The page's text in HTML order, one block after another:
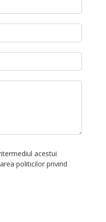
acestui
politicilor privind